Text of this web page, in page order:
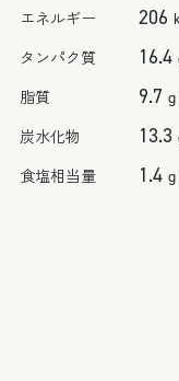
エネルギー 206
タンパク質 16.4
脂質 9.7 g
炭水化物 13.3
食塩相当量 1.4 g